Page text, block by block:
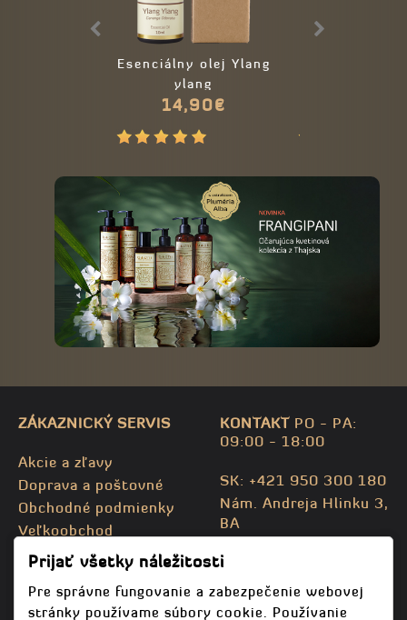
Esenciálny olej Ylang
ylang
14,90€
ZÁKAZNICKÝ SERVIS
Akcie a zľavy
Doprava a poštovné
Obchodné podmienky
Veľkoobchod
Kontaktujte nás
Mapa stránky
KONTAKTPO - PA:
09:00 - 18:00
SK: +421 950 300 180
Nám. Andreja Hlinku 3,
BA
info@bodhispa.sk
info@bodhi.cz
Prijať všetky náležitosti
Pre správne fungovanie a zabezpečenie webovej
stránky používame súbory cookie. Používanie